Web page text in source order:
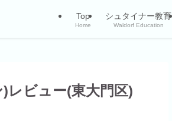
Top
Home
シュタイナー教育
Waldorf Education
レビュー(東大門区)